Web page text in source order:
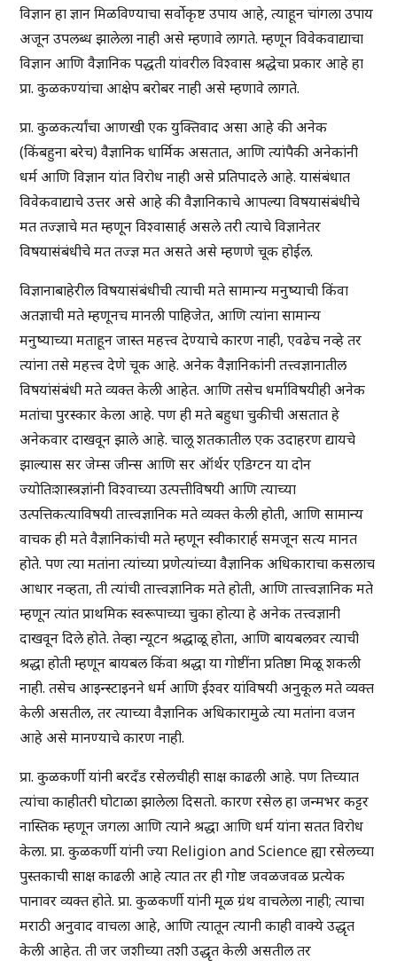
विज्ञान हा ज्ञान मिळविण्याचा सर्वोकृष्ट उपाय आहे, त्याहून चांगला उपाय
अजून उपलब्ध झालेला नाही असे म्हणावे लागते. म्हणून विवेकवाद्याचा
विज्ञान आणि वैज्ञानिक पद्धती यांवरील विश्वास श्रद्धेचा प्रकार आहे हा
प्रा. कुळकण्यांचा आक्षेप बरोबर नाही असे म्हणावे लागते.
प्रा. कुळकर्त्यांचा आणखी एक युक्तिवाद असा आहे की अनेक
(किंबहुना बरेच) वैज्ञानिक धार्मिक असतात, आणि त्यांपैकी अनेकांनी
धर्म आणि विज्ञान यांत विरोध नाही असे प्रतिपादले आहे. यासंबंधात
विवेकवाद्याचे उत्तर असे आहे की वैज्ञानिकाचे आपल्या विषयासंबंधीचे
मत तज्ज्ञाचे मत म्हणून विश्वासार्ह असले तरी त्याचे विज्ञानेतर
विषयासंबंधीचे मत तज्ज्ञ मत असते असे म्हणणे चूक होईल.
विज्ञानाबाहेरील विषयासंबंधीची त्याची मते सामान्य मनुष्याची किंवा
अतज्ञाची मते म्हणूनच मानली पाहिजेत, आणि त्यांना सामान्य
मनुष्याच्या मताहून जास्त महत्त्व देण्याचे कारण नाही, एवढेच नव्हे तर
त्यांना तसे महत्त्व देणे चूक आहे. अनेक वैज्ञानिकांनी तत्त्वज्ञानातील
विषयांसंबंधी मते व्यक्त केली आहेत. आणि तसेच धर्माविषयीही अनेक
मतांचा पुरस्कार केला आहे. पण ही मते बहुधा चुकीची असतात हे
अनेकवार दाखवून झाले आहे. चालू शतकातील एक उदाहरण द्यायचे
झाल्यास सर जेम्स जीन्स आणि सर ऑर्थर एडिग्टन या दोन
ज्योतिःशास्त्रज्ञांनी विश्वाच्या उत्पत्तीविषयी आणि त्याच्या
उत्पत्तिकत्याविषयी तात्त्वज्ञानिक मते व्यक्त केली होती, आणि सामान्य
वाचक ही मते वैज्ञानिकांची मते म्हणून स्वीकारार्ह समजून सत्य मानत
होते. पण त्या मतांना त्यांच्या प्रणेत्यांच्या वैज्ञानिक अधिकाराचा कसलाच
आधार नव्हता, ती त्यांची तात्त्वज्ञानिक मते होती, आणि तात्त्वज्ञानिक मते
म्हणून त्यांत प्राथमिक स्वरूपाच्या चुका होत्या हे अनेक तत्त्वज्ञानी
दाखवून दिले होते. तेव्हा न्यूटन श्रद्धाळू होता, आणि बायबलवर त्याची
श्रद्धा होती म्हणून बायबल किंवा श्रद्धा या गोष्टींना प्रतिष्ठा मिळू शकली
नाही. तसेच आइन्स्टाइनने धर्म आणि ईश्वर यांविषयी अनुकूल मते व्यक्त
केली असतील, तर त्याच्या वैज्ञानिक अधिकारामुळे त्या मतांना वजन
आहे असे मानण्याचे कारण नाही.
प्रा. कुळकर्णी यांनी बरदँड रसेलचीही साक्ष काढली आहे. पण तिच्यात
त्यांचा काहीतरी घोटाळा झालेला दिसतो. कारण रसेल हा जन्मभर कट्टर
नास्तिक म्हणून जगला आणि त्याने श्रद्धा आणि धर्म यांना सतत विरोध
केला. प्रा. कुळकर्णी यांनी ज्या Religion and Science ह्या रसेलच्या
पुस्तकाची साक्ष काढली आहे त्यात तर ही गोष्ट जवळजवळ प्रत्येक
पानावर व्यक्त होते. प्रा. कुळकर्णी यांनी मूळ ग्रंथ वाचलेला नाही; त्याचा
मराठी अनुवाद वाचला आहे, आणि त्यातून त्यानी काही वाक्ये उद्धृत
केली आहेत. ती जर जशीच्या तशी उद्धृत केली असतील तर